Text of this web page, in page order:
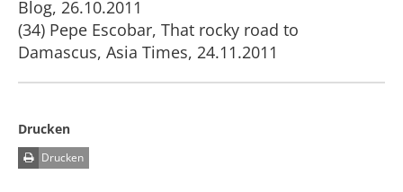
Blog, 26.10.2011
(34) Pepe Escobar, That rocky road to
Damascus, Asia Times, 24.11.2011
Drucken
Drucken